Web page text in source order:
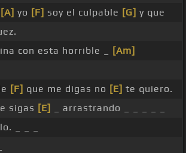
[A] yo [F] soy el culpable [G] y que
con esta horrible _
[Am]
[F] que me digas no [E] te quiero.
sigas [E]
_ arrastrando _ _ _ _ _
_ _ _